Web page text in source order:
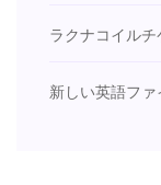
ラクナコイル
新しい英語フ